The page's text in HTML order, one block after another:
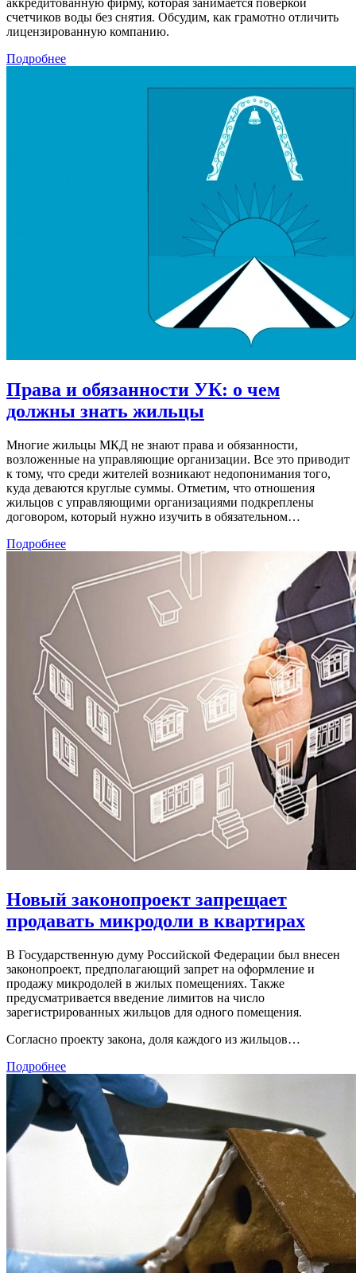
аккредитованную фирму, которая занимается поверкой
счетчиков воды без снятия. Обсудим, как грамотно отличить
лицензированную компанию.
Подробнее
Права и обязанности УК: о чем
должны знать жильцы
Многие жильцы МКД не знают права и обязанности,
возложенные на управляющие организации. Все это приводит
к тому, что среди жителей возникают недопонимания того,
куда деваются круглые суммы. Отметим, что отношения
жильцов с управляющими организациями подкреплены
договором, который нужно изучить в обязательном…
Подробнее
Новый законопроект запрещает
продавать микродоли в квартирах
В Государственную думу Российской Федерации был внесен
законопроект, предполагающий запрет на оформление и
продажу микродолей в жилых помещениях. Также
предусматривается введение лимитов на число
зарегистрированных жильцов для одного помещения.
Согласно проекту закона, доля каждого из жильцов…
Подробнее